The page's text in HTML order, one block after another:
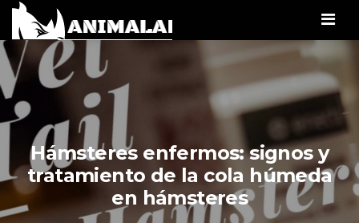
Hámsteres enfermos: signos y
tratamiento de la cola húmeda
en hámsteres